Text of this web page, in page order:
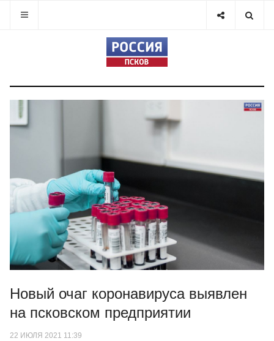
Новый очаг коронавируса выявлен
на псковском предприятии
22 ИЮЛЯ 2021 11:39